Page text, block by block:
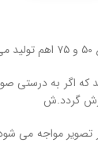
اگر به درستی
گردد.ش
مواجه می